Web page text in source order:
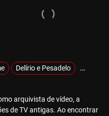
Delírio e Pesadelo
arquivista de vídeo, a
de TV antigas. Ao encontrar